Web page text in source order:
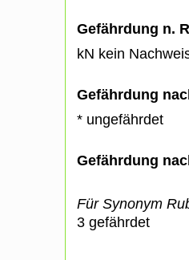
Gefährdung n.
kN kein
Gefährdung
* ungefährdet
Gefährdung
Für Synonym
3 gefährdet